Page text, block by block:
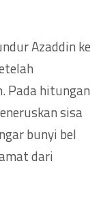
Azaddin ke
Pada hitungan
sisa
bunyi bel
dari